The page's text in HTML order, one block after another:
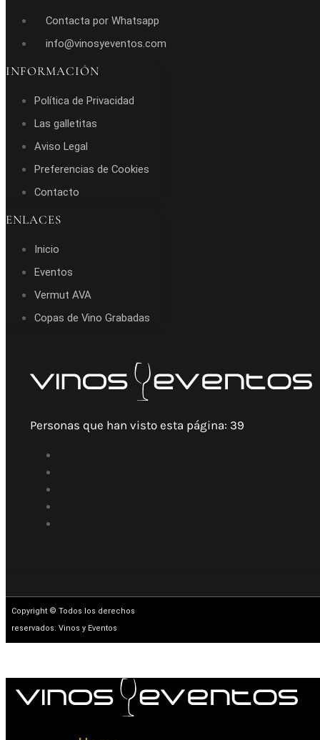
Contacta por Whatsapp
info@vinosyeventos.com
INFORMACIÓN
Política de Privacidad
Las galletitas
Aviso Legal
Preferencias de Cookies
Contacto
ENLACES
Inicio
Eventos
Vermut AVA
Copas de Vino Grabadas
Personas que han visto esta página: 39
Copyright © Todos los derechos
reservados. Vinos y Eventos